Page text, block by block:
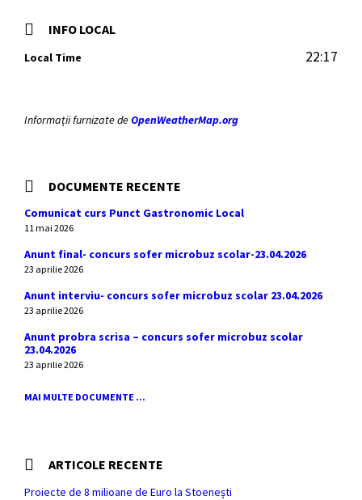
INFO LOCAL
Local Time 22:17
Informații furnizate deOpenWeatherMap.org
DOCUMENTE RECENTE
Comunicat curs Punct Gastronomic Local
11 mai 2026
Anunt final- concurs sofer microbuz scolar-23.04.2026
23 aprilie 2026
Anunt interviu- concurs sofer microbuz scolar 23.04.2026
23 aprilie 2026
Anunt probra scrisa – concurs sofer microbuz scolar
23.04.2026
23 aprilie 2026
MAI MULTE DOCUMENTE ...
ARTICOLE RECENTE
Proiecte de 8 milioane de Euro la Stoenești